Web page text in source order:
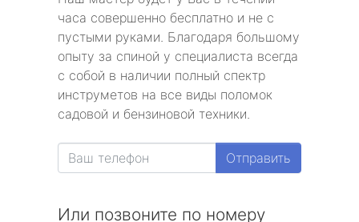
часа совершенно бесплатно и не с
пустыми руками. Благодаря большому
опыту за спиной у специалиста всегда
с собой в наличии полный спектр
инструметов на все виды поломок
садовой и бензиновой техники.
Отправить
Или позвоните по номеру